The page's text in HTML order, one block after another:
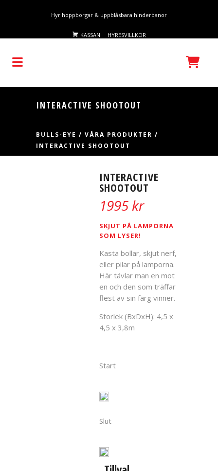
Hyr hoppborgar & uppblåsbara hinderbanor
KASSAN HYRESVILLKOR
INTERACTIVE SHOOTOUT
BULLS-EYE / VÅRA PRODUKTER /
INTERACTIVE SHOOTOUT
INTERACTIVE
SHOOTOUT
1995 kr
SKJUT PÅ LAMPORNA
SOM LYSER!
Kasta bollar, skjut nerf,
eller pilar på lamporna.
Här tävlar man en mot
en och den som träffar
flest av sin färg vinner.
Storlek (BxDxH): 4,5 x
4,5 x 3,8m
Start
Slut